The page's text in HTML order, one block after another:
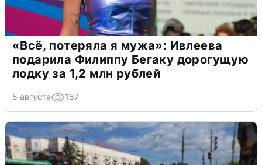
«Всё, потеряла я мужа»: Ивлеева
подарила Филиппу Бегаку дорогущую
лодку за 1,2 млн рублей
5 августа 187